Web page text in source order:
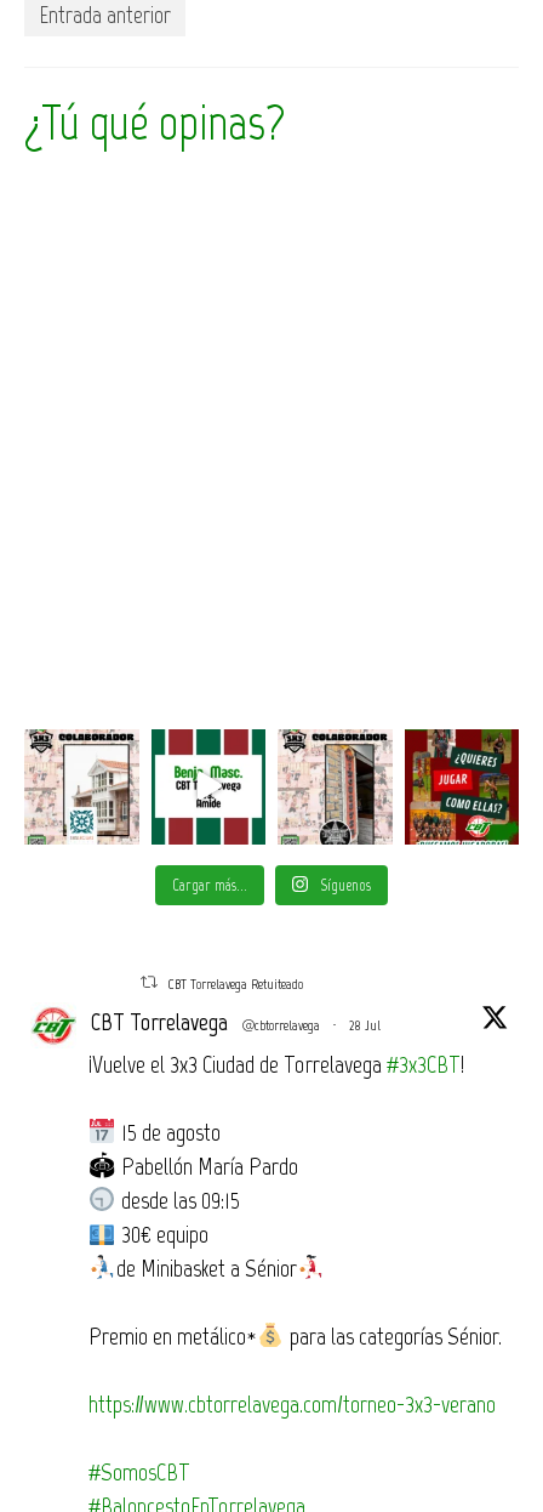
Entrada anterior
¿Tú qué opinas?
Cargar más... Síguenos
CBT Torrelavega Retuiteado
CBT Torrelavega @cbtorrelavega · 28 Jul
¡Vuelve el 3x3 Ciudad de Torrelavega #3x3CBT!
15 de agosto
🏟 Pabellón María Pardo
desde las 09:15
30€ equipo
de Minibasket a Sénior
Premio en metálico* para las categorías Sénior.
https://www.cbtorrelavega.com/torneo-3x3-verano
#SomosCBT
#BaloncestoEnTorrelavega